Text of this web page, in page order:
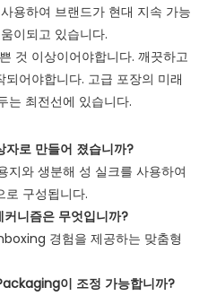
용하여 브랜드가 현대 지속 가능
이되고 있습니다.
것 이상이어야합니다. 깨끗하고
어야합니다. 고급 포장의 미래
는 최전선에 있습니다.
로 만들어 졌습니까?
와 생분해 성 실크를 사용하여
로 구성됩니다.
니즘은 무엇입니까?
경험을 제공하는 맞춤형
이 조정 가능합니까?